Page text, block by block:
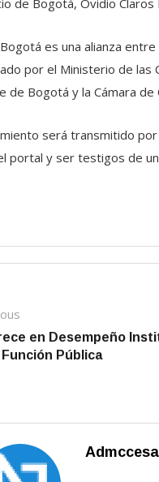
de Bogotá, Ovidio Claros
Bogotá es una alianza
por el Ministerio de las
de Bogotá y la Cámara de
será transmitido
portal y ser testigos de
post:en Desempeño
Pública